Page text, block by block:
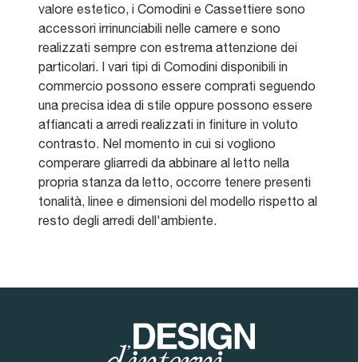
valore estetico, i Comodini e Cassettiere sono
accessori irrinunciabili nelle camere e sono
realizzati sempre con estrema attenzione dei
particolari. I vari tipi di Comodini disponibili in
commercio possono essere comprati seguendo
una precisa idea di stile oppure possono essere
affiancati a arredi realizzati in finiture in voluto
contrasto. Nel momento in cui si vogliono
comperare gliarredi da abbinare al letto nella
propria stanza da letto, occorre tenere presenti
tonalità, linee e dimensioni del modello rispetto al
resto degli arredi dell'ambiente.